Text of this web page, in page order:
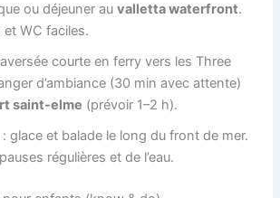
ou déjeuner auvalletta waterfront.
WC faciles.
courte en ferry vers les Three
d’ambiance (30 min avec attente)
saint-elme (prévoir 1–2 h).
glace et balade le long du front de mer.
régulières et de l’eau.